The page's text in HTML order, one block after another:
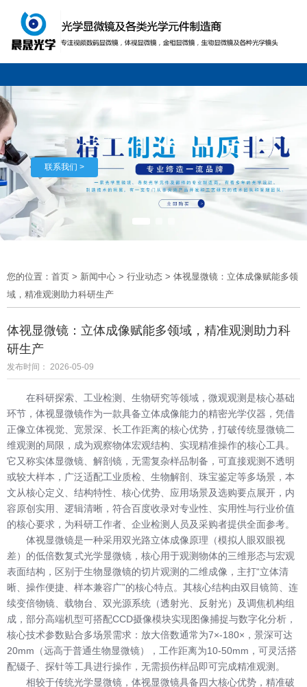
联系我们 >
您的位置：首页 > 新闻中心 > 行业动态 > 体视显微镜：立体成像赋能多领
域，精准观测助力科研生产
体视显微镜：立体成像赋能多领域，精准观测助力科
研生产
发布时间： 2026-05-09
在科研探索、工业检测、生物研究等领域，微观观测是核心基础
环节，体视显微镜作为一款具备立体成像能力的精密光学仪器，凭借
正像立体视觉、宽景深、长工作距离的核心优势，打破传统显微镜二
维观测的局限，成为观察物体宏观结构、实现精准操作的核心工具。
它又称实体显微镜、解剖镜，无需复杂样品制备，可直接观测不透明
或较大样本，广泛适配工业质检、生物解剖、珠宝鉴定等多场景，本
文从核心定义、结构特性、核心优势、应用场景及选购要点展开，内
容原创实用、逻辑清晰，符合百度收录对专业性、实用性与行业价值
的核心要求，为科研工作者、企业检测人员及采购者提供全面参考。
体视显微镜是一种采用双光路立体成像原理（模拟人眼双眼视
差）的低倍数复式光学显微镜，核心用于观测物体的三维形态与宏观
表面结构，区别于生物显微镜的切片观测的二维成像，主打“立体清
晰、操作便捷、样本兼容广”的核心特点。其核心结构由双目镜筒、连
续变倍物镜、载物台、双光源系统（透射光、反射光）及调焦机构组
成，部分高端机型可搭配CCD摄像模块实现图像捕捉与数字化分析，
核心技术参数贴合多场景需求：放大倍数通常为7×-180×，景深可达
20mm（远高于普通生物显微镜），工作距离为10-50mm，可灵活搭
配镊子、探针等工具进行操作，无需损伤样品即可完成精准观测。
相较于传统光学显微镜，体视显微镜具备四大核心优势，精准破